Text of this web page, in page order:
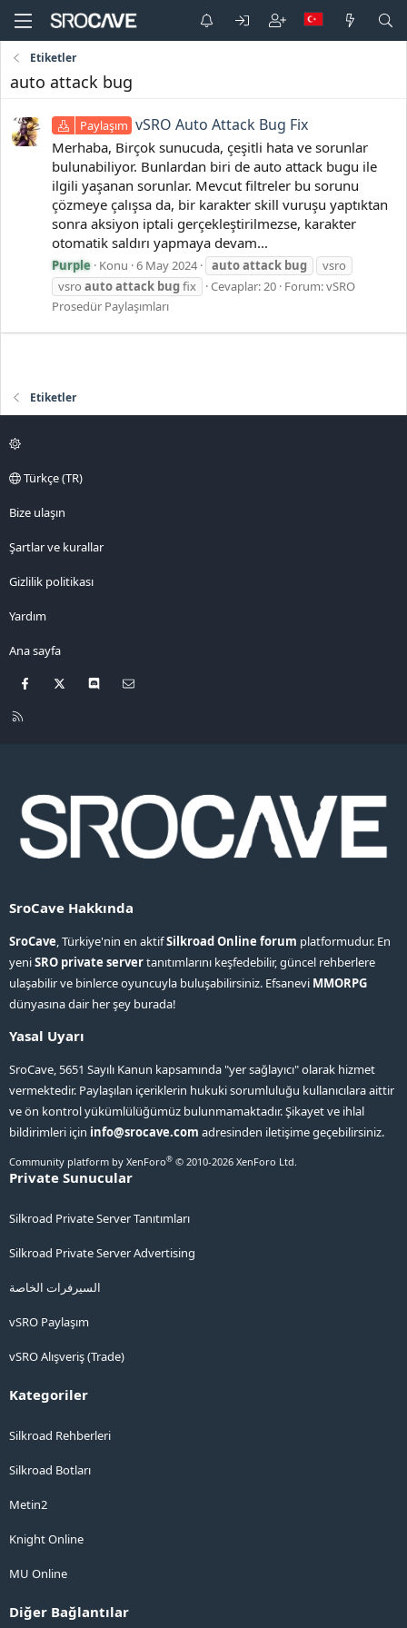
Etiketler
auto attack bug
Paylaşım vSRO Auto Attack Bug Fix
Merhaba, Birçok sunucuda, çeşitli hata ve sorunlar
bulunabiliyor. Bunlardan biri de auto attack bugu ile
ilgili yaşanan sorunlar. Mevcut filtreler bu sorunu
çözmeye çalışsa da, bir karakter skill vuruşu yaptıktan
sonra aksiyon iptali gerçekleştirilmezse, karakter
otomatik saldırı yapmaya devam...
Purple Konu 6 May 2024 autoattack bug
vsro
vsro autoattack bugfix Cevaplar: 20 Forum:vSRO
Prosedür Paylaşımları
Etiketler
Türkçe (TR)
Bize ulaşın
Şartlar ve kurallar
Gizlilik politikası
Yardım
Ana sayfa
Facebook Discord
R
SroCave Hakkında
SroCave, Türkiye'nin en aktifSilkroad Online forum platformudur. En
yeniSRO private servertanıtımlarını keşfedebilir, güncel rehberlere
ulaşabilir ve binlerce oyuncuyla buluşabilirsiniz. Efsanevi MMORPG
dünyasına dair her şey burada!
Yasal Uyarı
SroCave, 5651 Sayılı Kanun kapsamında "yer sağlayıcı" olarak hizmet
vermektedir. Paylaşılan içeriklerin hukuki sorumluluğu kullanıcılara aittir
ve ön kontrol yükümlülüğümüz bulunmamaktadır. Şikayet ve ihlal
bildirimleri için info@srocave.com adresinden iletişime geçebilirsiniz.
Community platform by XenForo® © 2010-2026 XenForo Ltd.
Private Sunucular
Silkroad Private Server Tanıtımları
Silkroad Private Server Advertising
السيرفرات الخاصة
vSRO Paylaşım
vSRO Alışveriş (Trade)
Kategoriler
Silkroad Rehberleri
Silkroad Botları
Metin2
Knight Online
MU Online
Diğer Bağlantılar